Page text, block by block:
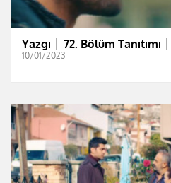
Yazgı │ 72. Bölüm Tanıtımı
10/01/2023